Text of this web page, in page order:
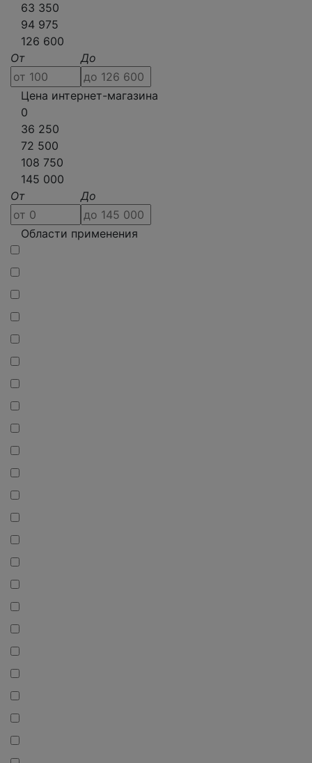
63 350
94 975
126 600
От
До
Цена интернет-магазина
0
36 250
72 500
108 750
145 000
От
До
Области применения